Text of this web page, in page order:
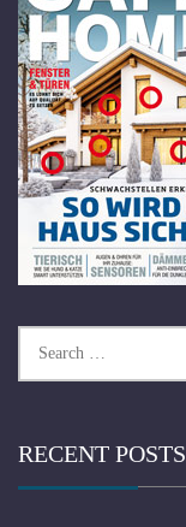
for:
RECENT POSTS